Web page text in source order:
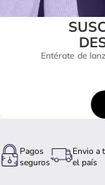
Entérate de
Pagos
seguros
Envio a
el país